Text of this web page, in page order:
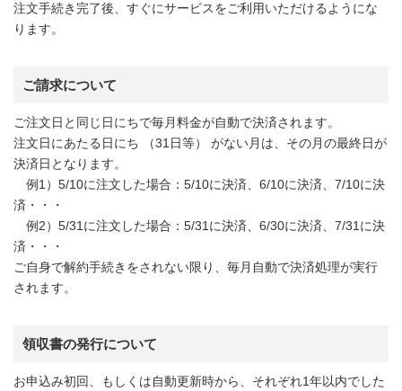
注文手続き完了後、すぐにサービスをご利用いただけるようにな
ります。
ご請求について
ご注文日と同じ日にちで毎月料金が自動で決済されます。
注文日にあたる日にち （31日等） がない月は、その月の最終日が
決済日となります。
例1）5/10に注文した場合：5/10に決済、6/10に決済、7/10に決
済・・・
例2）5/31に注文した場合：5/31に決済、6/30に決済、7/31に決
済・・・
ご自身で解約手続きをされない限り、毎月自動で決済処理が実行
されます。
領収書の発行について
お申込み初回、もしくは自動更新時から、それぞれ1年以内でした